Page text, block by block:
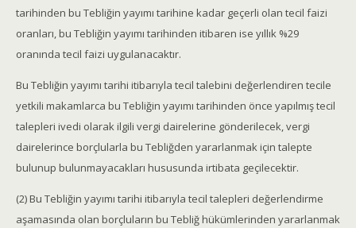
tarihinden bu Tebliğin yayımı tarihine kadar geçerli olan tecil faizi
oranları, bu Tebliğin yayımı tarihinden itibaren ise yıllık %29
oranında tecil faizi uygulanacaktır.
Bu Tebliğin yayımı tarihi itibarıyla tecil talebini değerlendiren tecile
yetkili makamlarca bu Tebliğin yayımı tarihinden önce yapılmış tecil
talepleri ivedi olarak ilgili vergi dairelerine gönderilecek, vergi
dairelerince borçlularla bu Tebliğden yararlanmak için talepte
bulunup bulunmayacakları hususunda irtibata geçilecektir.
(2) Bu Tebliğin yayımı tarihi itibarıyla tecil talepleri değerlendirme
aşamasında olan borçluların bu Tebliğ hükümlerinden yararlanmak